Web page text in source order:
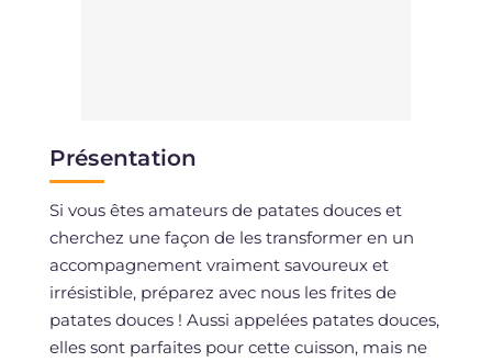
Présentation
Si vous êtes amateurs de patates douces et
cherchez une façon de les transformer en un
accompagnement vraiment savoureux et
irrésistible, préparez avec nous les frites de
patates douces ! Aussi appelées patates douces,
elles sont parfaites pour cette cuisson, mais ne